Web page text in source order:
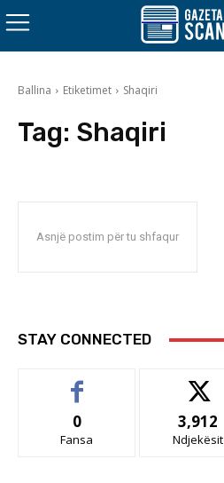
Ballina Etiketimet Shaqiri
Tag: Shaqiri
Asnjë postim për tu shfaqur
STAY CONNECTED
0
Fansa
3,912
Ndjekësit